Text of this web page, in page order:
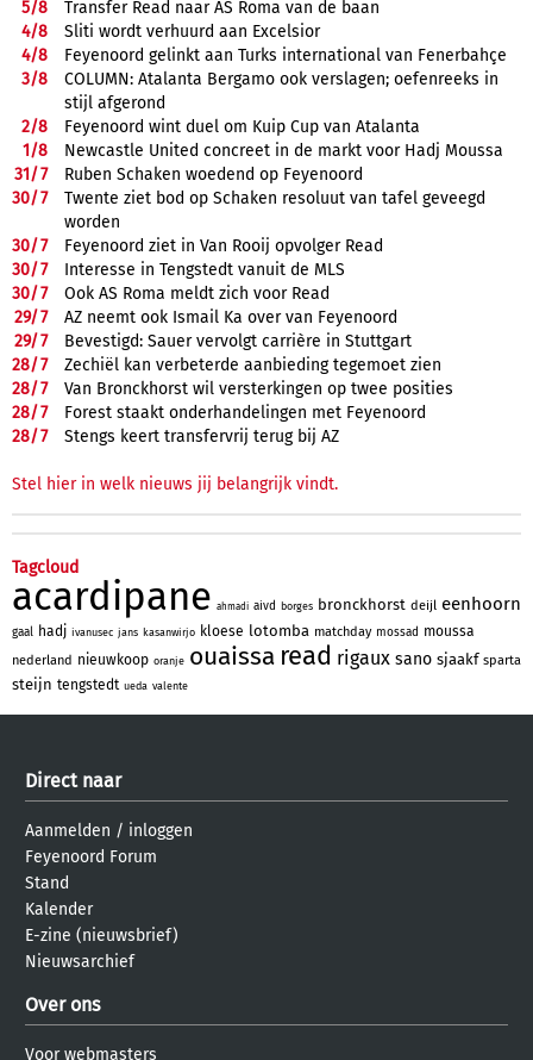
5/8
Transfer Read naar AS Roma van de baan
4/8
Sliti wordt verhuurd aan Excelsior
4/8
Feyenoord gelinkt aan Turks international van Fenerbahçe
3/8
COLUMN: Atalanta Bergamo ook verslagen; oefenreeks in
stijl afgerond
2/8
Feyenoord wint duel om Kuip Cup van Atalanta
1/8
Newcastle United concreet in de markt voor Hadj Moussa
31/7
Ruben Schaken woedend op Feyenoord
30/7
Twente ziet bod op Schaken resoluut van tafel geveegd
worden
30/7
Feyenoord ziet in Van Rooij opvolger Read
30/7
Interesse in Tengstedt vanuit de MLS
30/7
Ook AS Roma meldt zich voor Read
29/7
AZ neemt ook Ismail Ka over van Feyenoord
29/7
Bevestigd: Sauer vervolgt carrière in Stuttgart
28/7
Zechiël kan verbeterde aanbieding tegemoet zien
28/7
Van Bronckhorst wil versterkingen op twee posities
28/7
Forest staakt onderhandelingen met Feyenoord
28/7 Stengs keert transfervrij terug bij AZ
Stel hier in welk nieuws jij belangrijk vindt.
Tagcloud
acardipane ahmadi aivd borges bronckhorst deijl eenhoorn
gaal hadj ivanusec jans kasanwirjo kloese lotomba matchday mossad moussa
nederland nieuwkoop oranje ouaissa read rigaux sano sjaakf sparta
steijn tengstedt ueda valente
Direct naar
Aanmelden / inloggen
Feyenoord Forum
Stand
Kalender
E-zine (nieuwsbrief)
Nieuwsarchief
Over ons
Voor webmasters